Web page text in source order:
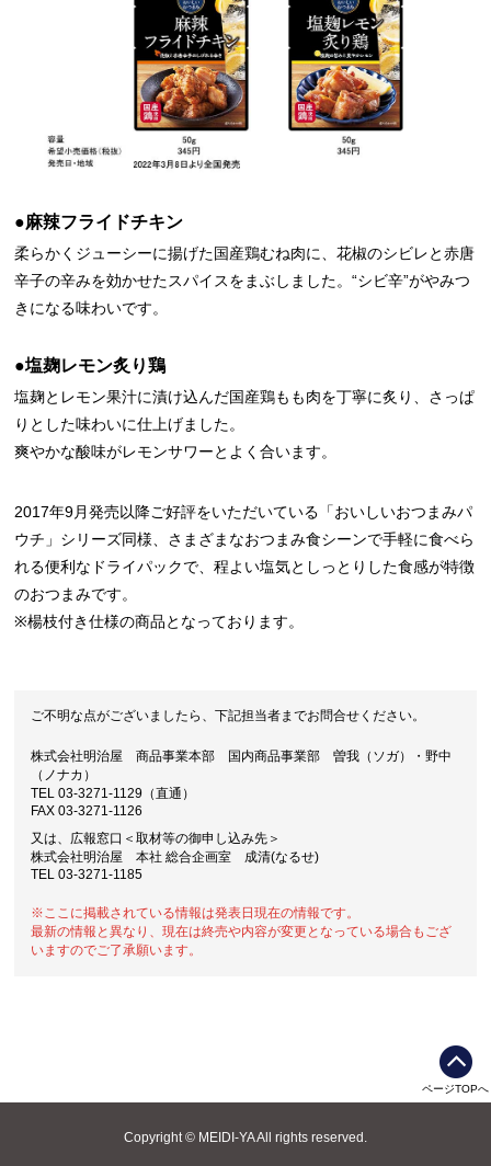
●麻辣フライドチキン
柔らかくジューシーに揚げた国産鶏むね肉に、花椒のシビレと赤唐
辛子の辛みを効かせたスパイスをまぶしました。“シビ辛”がやみつ
きになる味わいです。
●塩麹レモン炙り鶏
塩麹とレモン果汁に漬け込んだ国産鶏もも肉を丁寧に炙り、さっぱ
りとした味わいに仕上げました。
爽やかな酸味がレモンサワーとよく合います。
2017年9月発売以降ご好評をいただいている「おいしいおつまみパ
ウチ」シリーズ同様、さまざまなおつまみ食シーンで手軽に食べら
れる便利なドライパックで、程よい塩気としっとりした食感が特徴
のおつまみです。
※楊枝付き仕様の商品となっております。
ご不明な点がございましたら、下記担当者までお問合せください。
株式会社明治屋 商品事業本部 国内商品事業部 曽我（ソガ）・野中
（ノナカ）
TEL 03-3271-1129（直通）
FAX 03-3271-1126
又は、広報窓口＜取材等の御申し込み先＞
株式会社明治屋 本社 総合企画室 成清(なるせ)
TEL 03-3271-1185
※ここに掲載されている情報は発表日現在の情報です。
最新の情報と異なり、現在は終売や内容が変更となっている場合もござ
いますのでご了承願います。
ページTOPへ
Copyright © MEIDI-YA All rights reserved.